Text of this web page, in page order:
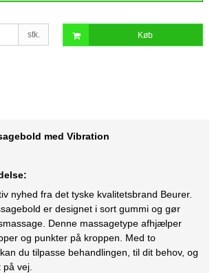
stk. Køb
med Vibration
nyhed fra det tyske kvalitetsbrand Beurer.
er designet i sort gummi og gør
Denne massagetype afhjælper
og punkter på kroppen. Med to
du tilpasse behandlingen, til dit behov, og
vej.